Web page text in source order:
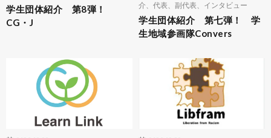
学生団体紹介 第8弾！
CG・J
介、代表、副代表、インタビュー
学生団体紹介 第七弾！ 学
生地域参画隊Convers